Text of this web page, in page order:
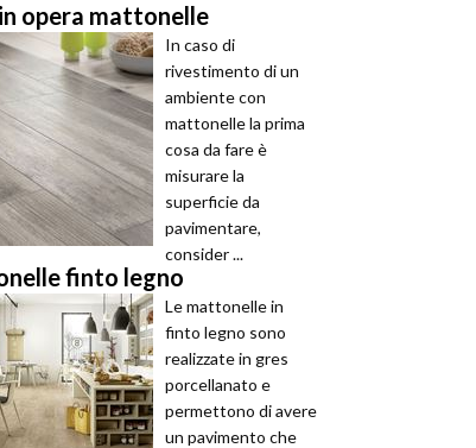
opera mattonelle
In caso di
rivestimento di un
ambiente con
mattonelle la prima
cosa da fare è
misurare la
superficie da
pavimentare,
consider ...
finto legno
Le mattonelle in
finto legno sono
realizzate in gres
porcellanato e
permettono di avere
un pavimento che